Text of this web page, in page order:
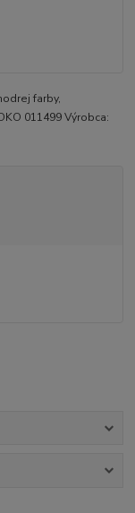
farby,
011499 Výrobca: